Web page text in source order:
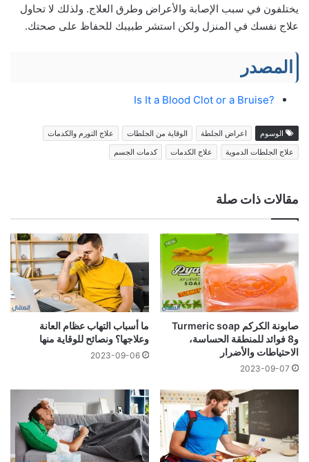
يختلفون في سبب الإصابة والأعراض وطرق العلاج. ولذلك لا تحاول
علاج نفسك في المنزل ولكن استشر طبيبك للحفاظ على صحتك.
المصدر
?Is It a Blood Clot or a Bruise
الوسوم اعراض الجلطة الوقاية من الجلطات
علاج التورم والكدمات
علاج الجلطات الدموية
علاج الكدمات كدمات الجسم
مقالات ذات صلة
صابونة الكركم Turmeric soap
و8 فوائد للمنطقة الحساسة،
الاحتياطات والأضرار
2023-09-07
ما أسباب التهاب عظام العانة
وعلاجها؟ ونصائح للوقاية منها
2023-09-06